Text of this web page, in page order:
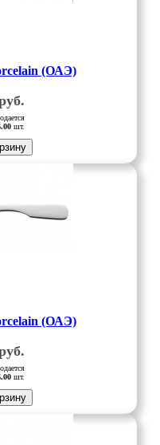
(ОАЭ)
шт.
(ОАЭ)
шт.